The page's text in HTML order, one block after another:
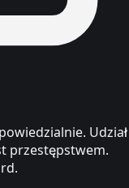
Udział
przestępstwem.